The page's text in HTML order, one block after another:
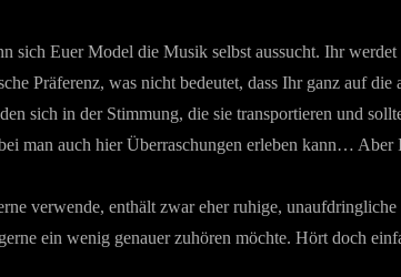
sich Euer Model die Musik selbst aussucht. Ihr
Präferenz, was nicht bedeutet, dass Ihr ganz auf
sich in der Stimmung, die sie transportieren und
man auch hier Überraschungen erleben kann… Aber
verwende, enthält zwar eher ruhige,
ein wenig genauer zuhören möchte. Hört doch